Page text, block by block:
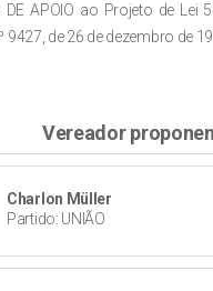
DE APOIO ao Projeto de Lei
9427, de 26 de dezembro de
Vereador
Charlon Müller
Partido: UNIÃO